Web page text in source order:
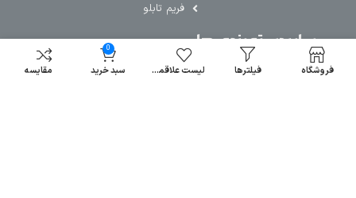
فریم تابلو
سایر دسته بندی ها
خرید کلید اتوماتفروشگاه فیلترها لیست علاقمندی
0
سبد خرید مقایسه